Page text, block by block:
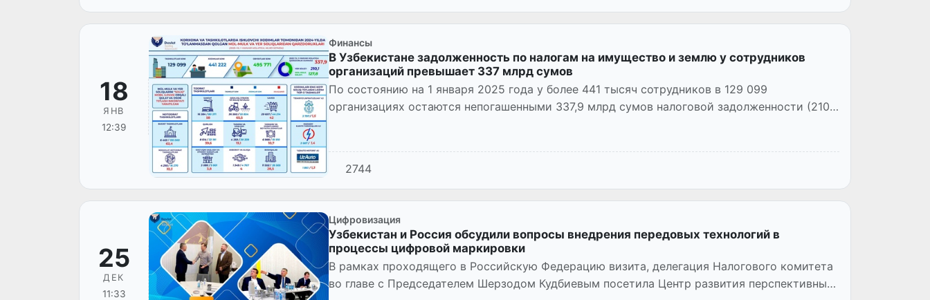
18
ЯНВ
12:39
Финансы
В Узбекистане задолженность по налогам на имущество и землю у сотрудников
организаций превышает 337 млрд сумов
По состоянию на 1 января 2025 года у более 441 тысяч сотрудников в 129 099
организациях остаются непогашенными 337,9 млрд сумов налоговой задолженности (210,1
2744
25
ДЕК
11:33
Цифровизация
Узбекистан и Россия обсудили вопросы внедрения передовых технологий в
процессы цифровой маркировки
В рамках проходящего в Российскую Федерацию визита, делегация Налогового комитета
во главе с Председателем Шерзодом Кудбиевым посетила Центр развития перспективных